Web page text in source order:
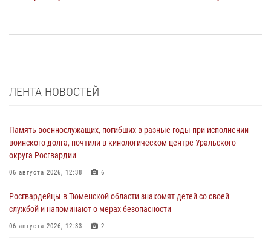
ЛЕНТА НОВОСТЕЙ
Память военнослужащих, погибших в разные годы при исполнении
воинского долга, почтили в кинологическом центре Уральского
округа Росгвардии
06 августа 2026, 12:38 6
Росгвардейцы в Тюменской области знакомят детей со своей
службой и напоминают о мерах безопасности
06 августа 2026, 12:33 2